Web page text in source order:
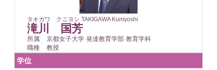
タキガワ クニヨシ TAKIGAWA Kuniyoshi
滝川 国芳
所属
京都女子大学 発達教育学部 教育学科
職種
教授
学位